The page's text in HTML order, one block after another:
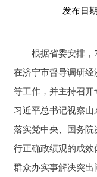
发布日期
根据省委安排
在济宁市督导调研
等工作，并主持召
习近平总书记视察
落实党中央、国务
行正确政绩观的成
群众办实事解决突